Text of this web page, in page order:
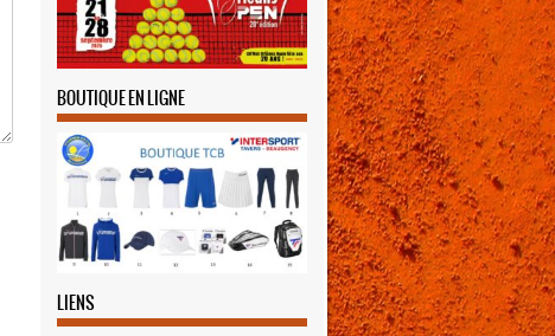
BOUTIQUE EN LIGNE
LIENS